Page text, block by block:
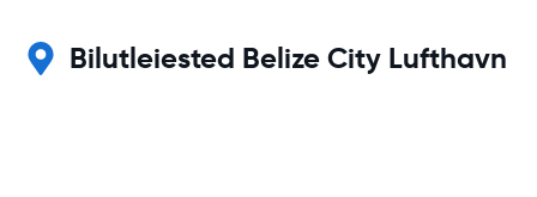
Bilutleiested Belize City Lufthavn